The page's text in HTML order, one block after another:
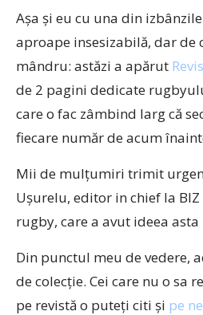
Așa și eu cu una din
aproape insesizabilă, dar de
mândru: astăzi a apărut
de 2 pagini dedicate
care o fac zâmbind larg că
fiecare număr de acum
Mii de mulțumiri trimit
Ușurelu, editor in chief la
rugby, care a avut ideea
Din punctul meu de vedere,
de colecție. Cei care nu o sa
pe revistă o puteți citi și pe